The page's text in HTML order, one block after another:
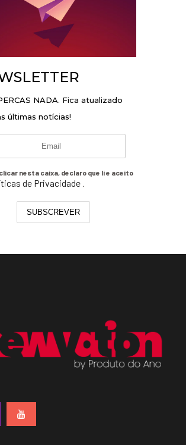
NADA. Fica atualizado
últimas notícias!
nesta caixa, declaro que li e aceito
de Privacidade
SUBSCREVER